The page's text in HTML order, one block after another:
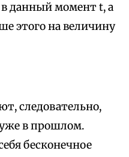
данный момент t, а
этого на величину
следовательно,
уже в прошлом.
бесконечное